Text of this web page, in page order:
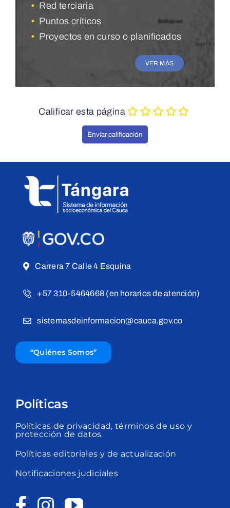
• Red terciaria
• Puntos críticos
• Proyectos en curso o planificados
VER MÁS
Calificar esta página
Carrera 7 Calle 4 Esquina
+57 310-5464668 (en horarios de atención)
sistemasdeinformacion@cauca.gov.co
“Quiénes Somos”
Políticas
Políticas de privacidad, términos de uso y
protección de datos
Políticas editoriales y de actualización
Notificaciones judiciales